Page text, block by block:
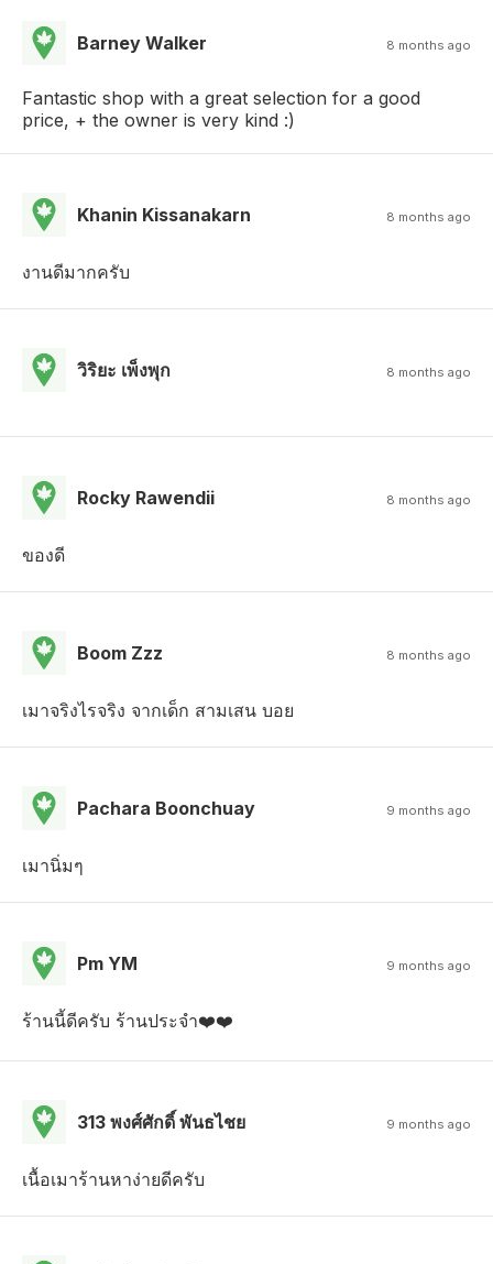
Barney Walker 8 months ago
Fantastic shop with a great selection for a good
price, + the owner is very kind :)
Khanin Kissanakarn 8 months ago
งานดีมากครับ
วิริยะ เพ็งพุก 8 months ago
Rocky Rawendii 8 months ago
ของดี
Boom Zzz 8 months ago
เมาจริงไรจริง จากเด็ก สามเสน บอย
Pachara Boonchuay 9 months ago
เมานิ่มๆ
Pm YM 9 months ago
ร้านนี้ดีครับ ร้านประจำ❤️❤️
313 พงศ์ศักดิ์ พันธไชย 9 months ago
เนื้อเมาร้านหาง่ายดีครับ